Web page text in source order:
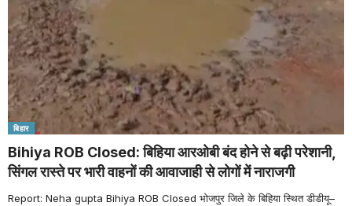
बिहार
Bihiya ROB Closed: बिहिया आरओबी बंद होने से बढ़ी परेशानी,
सिंगल रास्ते पर भारी वाहनों की आवाजाही से लोगों में नाराजगी
Report: Neha gupta Bihiya ROB Closed भोजपुर जिले के बिहिया स्थित डीडीयू–